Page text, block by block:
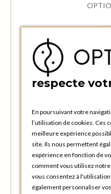
4340
HEURES
Horaires d'ouverture
Lundi au
Samedi et
Horaires d'ouverture pour
respecte
En poursuivant votre
l’utilisation de cookies. Ces
meilleure expérience
site. Ils nous permettent
expérience en fonction de
comment vous utilisez notre
vous consentez à
également personnaliser